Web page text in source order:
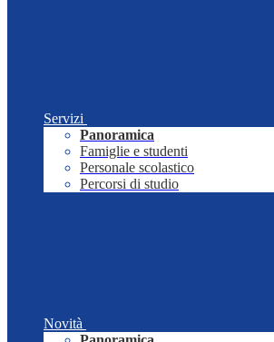
Servizi
Panoramica
Famiglie e studenti
Personale scolastico
Percorsi di studio
Novità